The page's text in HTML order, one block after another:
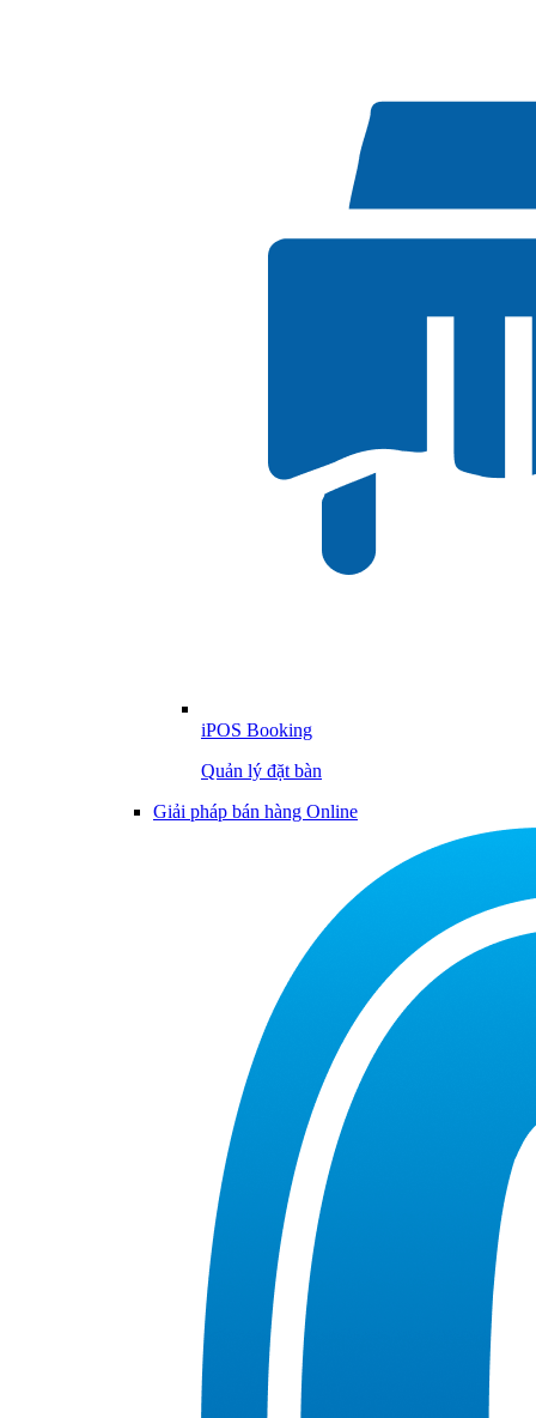
iPOS Booking
Quản lý đặt bàn
Giải pháp bán hàng Online